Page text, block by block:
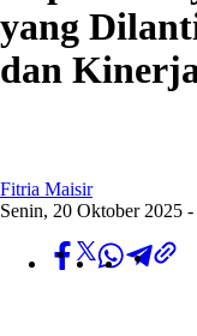
yang
dan
Fitria Maisir
Senin, 20 Oktober 2025